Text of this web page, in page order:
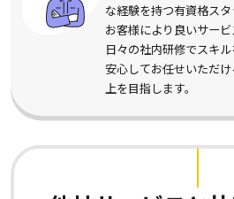
な経験を持つ有資格スタ
お客様により良いサービ
日々の社内研修でスキル
安心してお任せいただ
上を目指します。